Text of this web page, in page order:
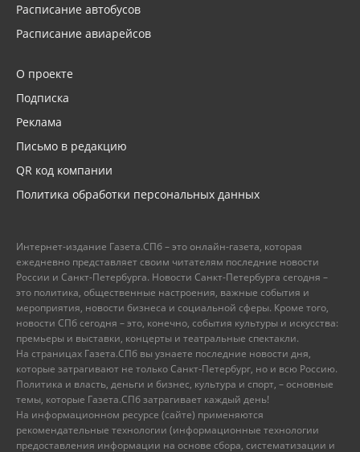
Расписание автобусов
Расписание авиарейсов
О проекте
Подписка
Реклама
Письмо в редакцию
QR код компании
Политика обработки персональных данных
Интернет-издание Газета.СПб – это онлайн-газета, которая
ежедневно представляет своим читателям последние новости
России и Санкт-Петербурга. Новости Санкт-Петербурга сегодня –
это политика, общественные настроения, важные события и
мероприятия, новости бизнеса и социальной сферы. Кроме того,
новости СПб сегодня – это, конечно, события культуры и искусства:
премьеры и выставки, концерты и театральные спектакли.
На страницах Газета.СПб вы узнаете последние новости дня,
которые затрагивают не только Санкт-Петербург, но и всю Россию.
Политика и власть, деньги и бизнес, культура и спорт, – основные
темы, которые Газета.СПб затрагивает каждый день!
На информационном ресурсе (сайте) применяются
рекомендательные технологии (информационные технологии
предоставления информации на основе сбора, систематизации и